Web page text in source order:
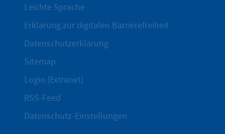
Leichte Sprache
Erklärung zur digitalen Barrierefreiheit
Datenschutzerklärung
Sitemap
Login (Extranet)
RSS-Feed
Datenschutz-Einstellungen